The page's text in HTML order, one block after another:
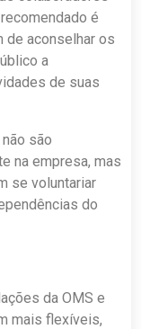
é
de aconselhar os
a
de suas
são
na empresa, mas
se voluntariar
do
da OMS e
mais flexíveis,